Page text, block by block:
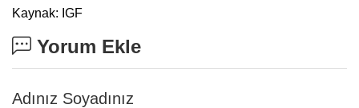
Kaynak: IGF
Yorum Ekle
Adınız Soyadınız